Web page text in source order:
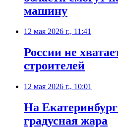
машину
12 мая 2026 г., 11:41
России не
строителей
12 мая 2026 г., 10:01
На
градусная жара